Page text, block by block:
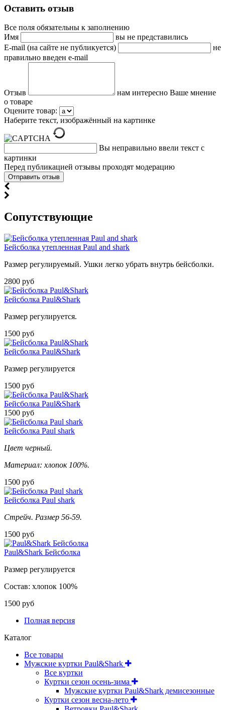
Оставить отзыв
Все поля обязательны к заполнению
Имя
вы не представились
E-mail (на сайте не публикуется)
не
правильно введен e-mail
Отзыв
нам интересно Ваше мнение
о товаре
Оцените товар:
Наберите текст, изображённый на картинке
Вы неправильно ввели текст с
картинки
Перед публикацией отзывы проходят модерацию
Cопутствующие
Бейсболка утепленная Paul and shark
Размер регулируемый. Ушки легко убрать внутрь бейсболки.
2800 руб
Бейсболка Paul&Shark
Размер регулируется.
1500 руб
Бейсболка Paul&Shark
Размер регулируется
1500 руб
Бейсболка Paul&Shark
1500 руб
Бейсболка Paul shark
Цвет черный.
Материал: хлопок 100%.
1500 руб
Бейсболка Paul shark
Стрейч. Размер 56-59.
1500 руб
Paul&Shark Бейсболка
Размер регулируется
Состав: хлопок 100%
1500 руб
Полная версия
Каталог
Все товары
Мужские куртки Paul&Shark
Все куртки
Куртки сезон осень-зима
Мужские куртки Paul&Shark демисезонные
Куртки сезон весна-лето